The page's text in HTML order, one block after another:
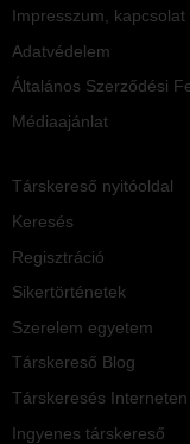
Impresszum, kapcsolat
Adatvédelem
Általános Szerződési
Médiaajánlat
Társkereső nyitóoldal
Keresés
Regisztráció
Sikertörténetek
Szerelem egyetem
Társkereső Blog
Társkeresés Interneten
Ingyenes társkereső